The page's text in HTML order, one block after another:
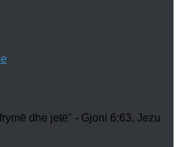
dhe jetë" - Gjoni 6:63, Jezu